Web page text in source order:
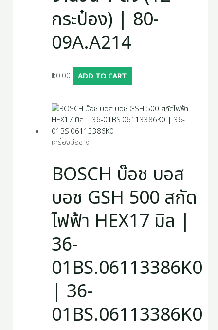
กระป๋อง) | 80-
09A.A214
฿0.00 ADD TO CART
เครื่องมือช่าง
BOSCH บ๊อช บอส
บอช GSH 500 สกัด
ไฟฟ้า HEX17 มิล |
36-
01BS.06113386K0
| 36-
01BS.06113386K0